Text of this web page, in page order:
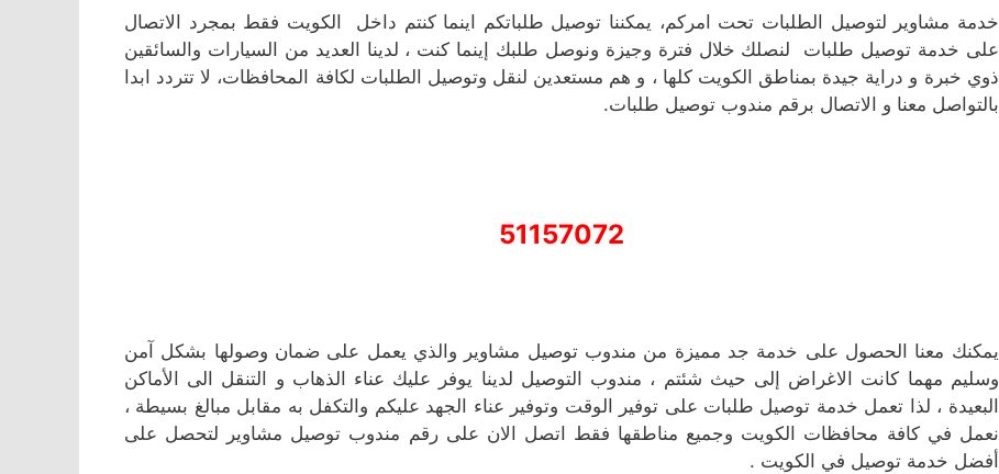
خدمة مشاوير لتوصيل الطلبات تحت امركم، يمكننا توصيل طلباتكم اينما كنتم داخل الكويت فقط بمجرد الاتصال
على خدمة توصيل طلبات لنصلك خلال فترة وجيزة ونوصل طلبك إينما كنت ، لدينا العديد من السيارات والسائقين
ذوي خبرة و دراية جيدة بمناطق الكويت كلها ، و هم مستعدين لنقل وتوصيل الطلبات لكافة المحافظات، لا تتردد ابدا
بالتواصل معنا و الاتصال برقم مندوب توصيل طلبات.
51157072
يمكنك معنا الحصول على خدمة جد مميزة من مندوب توصيل مشاوير والذي يعمل على ضمان وصولها بشكل آمن
وسليم مهما كانت الاغراض إلى حيث شئتم ، مندوب التوصيل لدينا يوفر عليك عناء الذهاب و التنقل الى الأماكن
البعيدة ، لذا تعمل خدمة توصيل طلبات على توفير الوقت وتوفير عناء الجهد عليكم والتكفل به مقابل مبالغ بسيطة ،
نعمل في كافة محافظات الكويت وجميع مناطقها فقط اتصل الان على رقم مندوب توصيل مشاوير لتحصل على
أفضل خدمة توصيل في الكويت .